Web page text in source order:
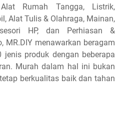
Rumah Tangga, Listrik,
Alat Tulis & Olahraga, Mainan,
HP, dan Perhiasan &
MR.DIY menawarkan beragam
produk dengan beberapa
Murah dalam hal ini bukan
berkualitas baik dan tahan